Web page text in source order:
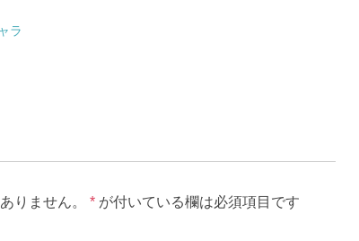
ラ
りません。 * が付いている欄は必須項目です